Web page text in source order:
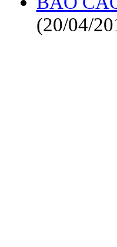
(20/04/